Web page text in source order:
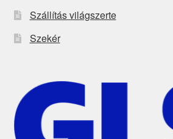
Szállítás világszerte
Szekér